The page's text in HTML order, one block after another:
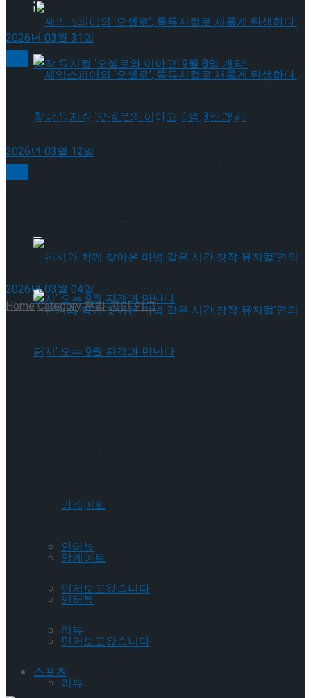
셰익스피어의 ‘오셀로’, 록뮤지컬로 새롭게 탄생
하다.창작 뮤지컬 ‘오셀로와 이아고’ 9월 8일 개
편지와 함께 찾아온 마법 같은 시간,창작 뮤지
앙케이트
인터뷰
먼저보고왔습니다
리뷰
스포츠
트’ 9월 개막
막!
Trending Tags
앙케이트
인터뷰
먼저보고왔습니다
리뷰
2026년 03월 31일
릿’…연극 ‘엘시노어’의 허영손·강은빈
2026년 03월 12일
“앞으로는 조금 더 여유롭게 연기하고 싶
어요” – ②
2026년 03월 04일
HomeCategory문화공연연극
연극